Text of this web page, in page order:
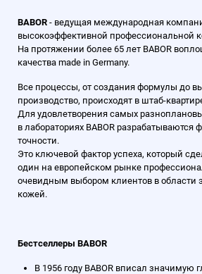
BABOR - ведущая международная
высокоэффективной профессиональной
На протяжении более 65 лет BABOR
качества made in Germany.
Все процессы, от создания формулы до
производство, происходят в штаб-
Для удовлетворения самых
в лабораториях BABOR
точности.
Это ключевой фактор успеха, который
один на европейском рынке
очевидным выбором клиентов в области
кожей.
Бестселлеры BABOR
В 1956 году BABOR вписал значимую